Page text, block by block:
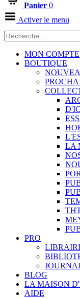
Panier 0
Activer le menu
MON COMPTE
BOUTIQUE
LA
PRO
BLOG
LA MAISON
AIDE